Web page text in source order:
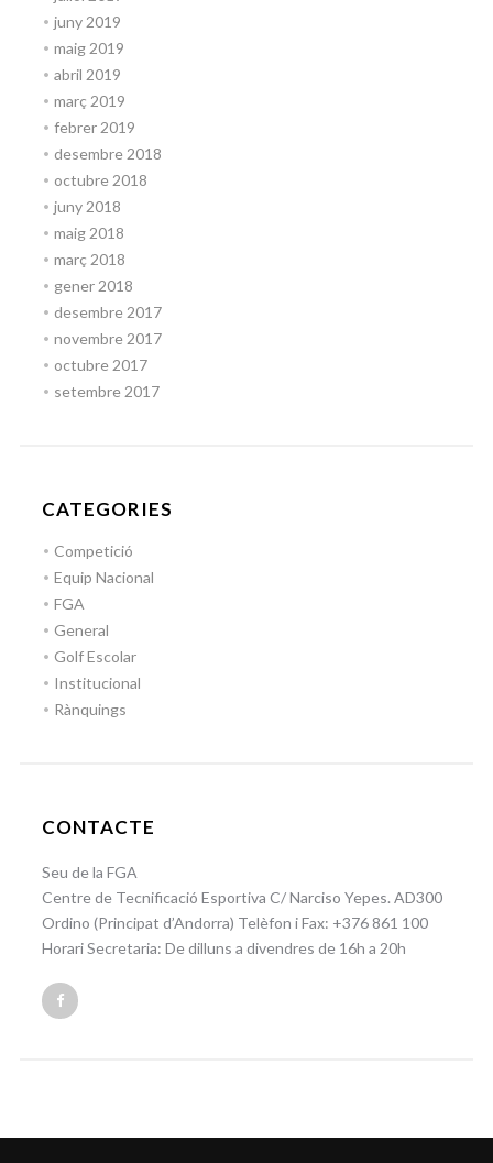
juny 2019
maig 2019
abril 2019
març 2019
febrer 2019
desembre 2018
octubre 2018
juny 2018
maig 2018
març 2018
gener 2018
desembre 2017
novembre 2017
octubre 2017
setembre 2017
CATEGORIES
Competició
Equip Nacional
FGA
General
Golf Escolar
Institucional
Rànquings
CONTACTE
Seu de la FGA
Centre de Tecnificació Esportiva C/ Narciso Yepes. AD300
Ordino (Principat d’Andorra) Telèfon i Fax: +376 861 100
Horari Secretaria: De dilluns a divendres de 16h a 20h